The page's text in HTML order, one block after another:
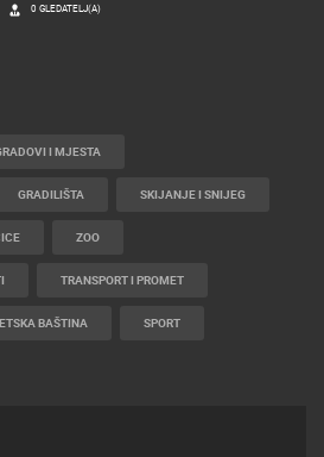
0 GLEDATELJ(A)
I MJESTA
GRADILIŠTA SKIJANJE I SNIJEG
ZOO
TRANSPORT I PROMET
BAŠTINA SPORT